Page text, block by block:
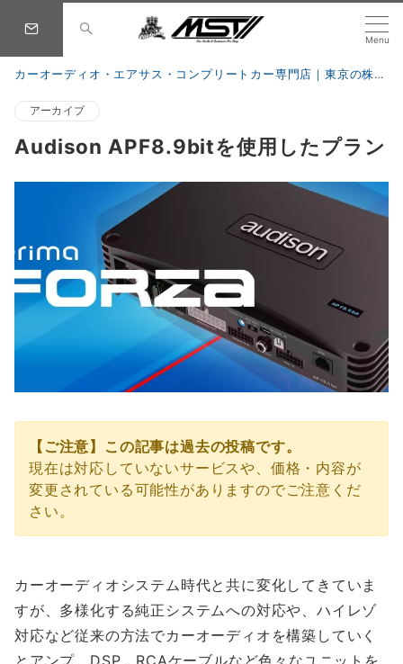
Menu
カーオーディオ・エアサス・コンプリートカー専門店｜東京の株式会社 MST
アーカイブ
Audison APF8.9bitを使用したプラン
【ご注意】この記事は過去の投稿です。
現在は対応していないサービスや、価格・内容が
変更されている可能性がありますのでご注意くだ
さい。
カーオーディオシステム時代と共に変化してきていま
すが、多様化する純正システムへの対応や、ハイレゾ
対応など従来の方法でカーオーディオを構築していく
とアンプ、DSP、RCAケーブルなど色々なユニットを